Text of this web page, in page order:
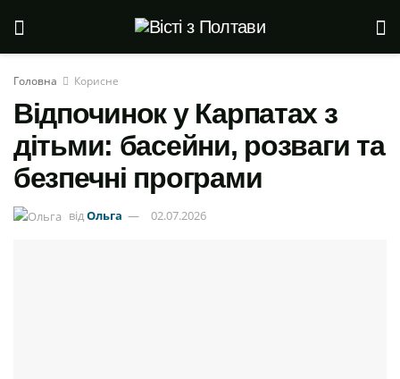
Головна Корисне
Відпочинок у Карпатах з
дітьми: басейни, розваги та
безпечні програми
відОльга 02.07.2026